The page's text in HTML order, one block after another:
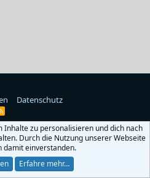
Datenschutz
R
SInhalte zu personalisieren und dich nach
Durch die Nutzung unserer Webseite
damit einverstanden.
Erfahre mehr…